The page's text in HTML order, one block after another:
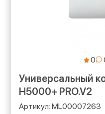
0
Универсальный
H5000+ PRO.V2
ML00007263